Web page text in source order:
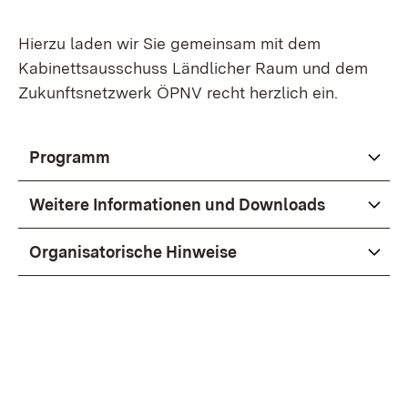
Hierzu laden wir Sie gemeinsam mit dem
Kabinettsausschuss Ländlicher Raum und dem
Zukunftsnetzwerk ÖPNV recht herzlich ein.
Programm
Weitere Informationen und Downloads
Organisatorische Hinweise